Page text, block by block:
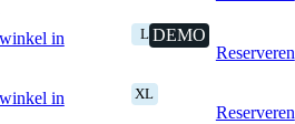
in
L DEMO
Reserveren
in
XL
Reserveren